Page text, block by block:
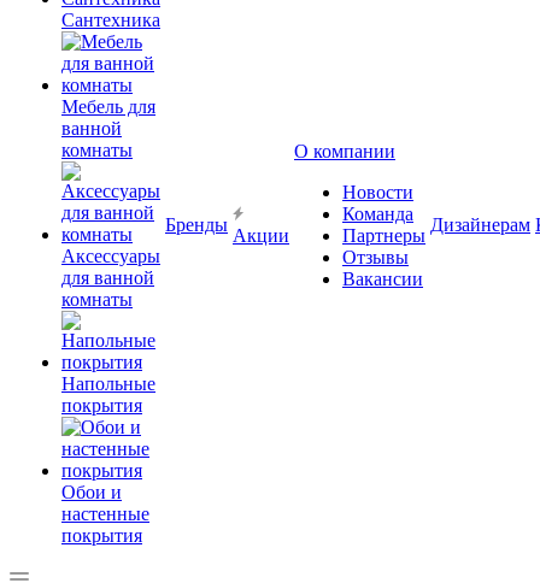
Сантехника
Мебель для
ванной
комнаты
Аксессуары
для ванной
комнаты
Напольные
покрытия
Обои и
настенные
покрытия
Бренды
Акции
О компании
Новости
Команда
Партнеры
Отзывы
Вакансии
Дизайнерам